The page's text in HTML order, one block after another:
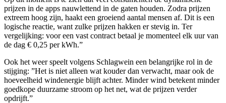
prijzen in de apps nauwlettend in de gaten houden. Zodra prijzen
extreem hoog zijn, haakt een groeiend aantal mensen af. Dit is een
logische reactie, want zulke prijzen hakken er stevig in. Ter
vergelijking: voor een vast contract betaal je momenteel elk uur van
de dag € 0,25 per kWh.”
Ook het weer speelt volgens Schlagwein een belangrijke rol in de
stijging: ”Het is niet alleen wat kouder dan verwacht, maar ook de
hoeveelheid windenergie blijft achter. Minder wind betekent minder
goedkope duurzame stroom op het net, wat de prijzen verder
opdrijft.”